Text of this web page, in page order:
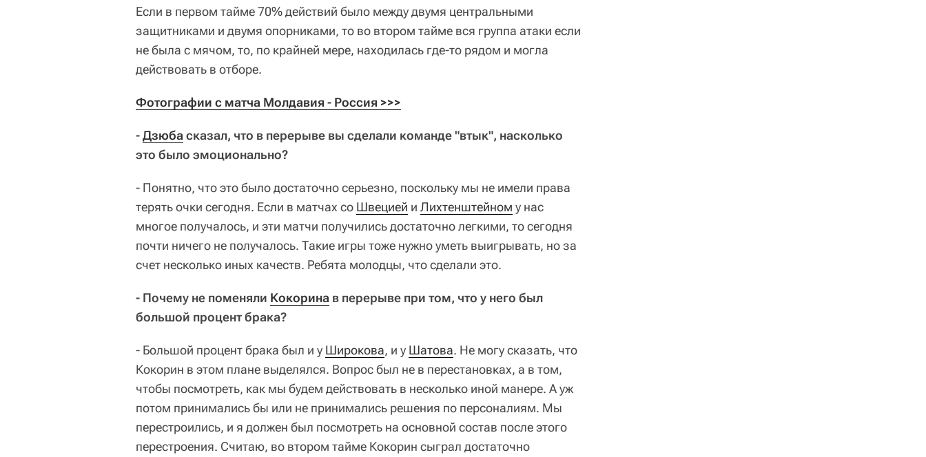
Если в первом тайме 70% действий было между двумя центральными
защитниками и двумя опорниками, то во втором тайме вся группа атаки если
не была с мячом, то, по крайней мере, находилась где-то рядом и могла
действовать в отборе.
Фотографии с матча Молдавия - Россия >>>
-Дзюба сказал, что в перерыве вы сделали команде "втык", насколько
это было эмоционально?
- Понятно, что это было достаточно серьезно, поскольку мы не имели права
терять очки сегодня. Если в матчах со Швецией и Лихтенштейном у нас
многое получалось, и эти матчи получились достаточно легкими, то сегодня
почти ничего не получалось. Такие игры тоже нужно уметь выигрывать, но за
счет несколько иных качеств. Ребята молодцы, что сделали это.
- Почему не поменяли Кокорина в перерыве при том, что у него был
большой процент брака?
- Большой процент брака был и у Широкова, и у Шатова. Не могу сказать, что
Кокорин в этом плане выделялся. Вопрос был не в перестановках, а в том,
чтобы посмотреть, как мы будем действовать в несколько иной манере. А уж
потом принимались бы или не принимались решения по персоналиям. Мы
перестроились, и я должен был посмотреть на основной состав после этого
перестроения. Считаю, во втором тайме Кокорин сыграл достаточно